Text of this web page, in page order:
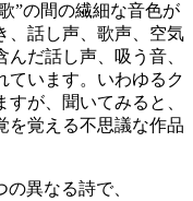
”の間の繊細な音色が
、話し声、歌声、空気
だ話し声、吸う音、
ています。いわゆるク
が、聞いてみると、
を覚える不思議な作品
異なる詩で、